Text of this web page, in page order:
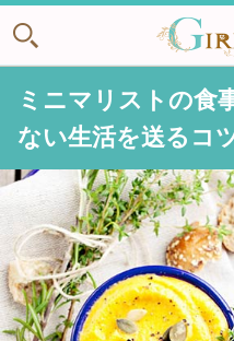
ミニマリストの食
ない生活を送るコ